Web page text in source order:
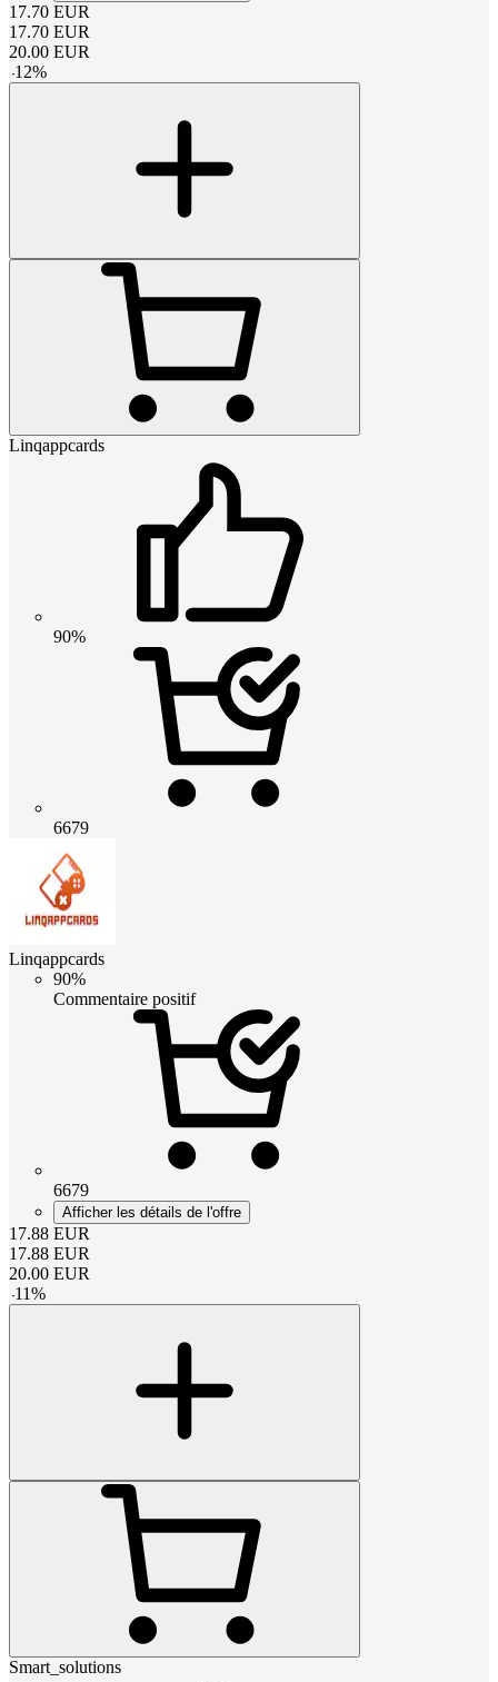
17.70 EUR
17.70 EUR
20.00 EUR
-12%
Linqappcards
90%
6679
Linqappcards
90%
Commentaire positif
6679
Afficher les détails de l'offre
17.88 EUR
17.88 EUR
20.00 EUR
-11%
Smart_solutions